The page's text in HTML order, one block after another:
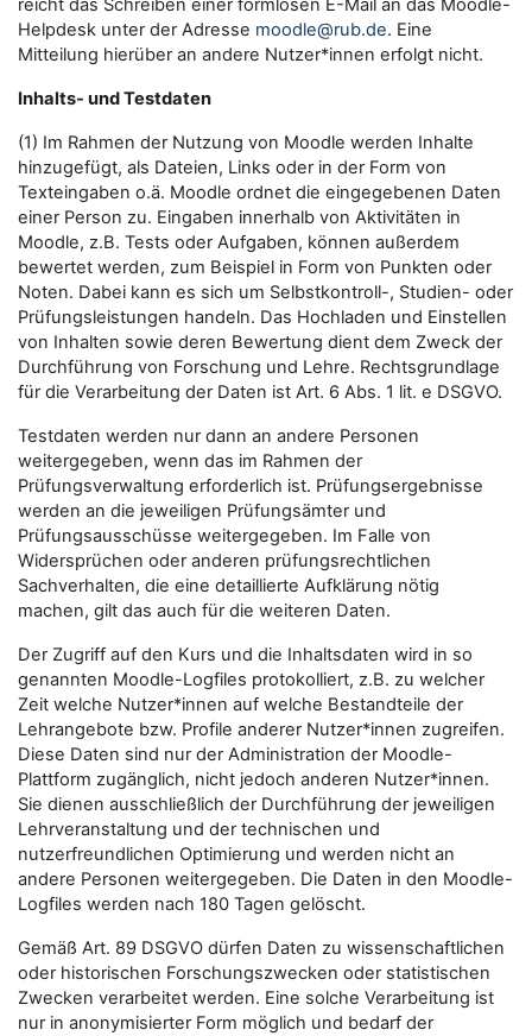
reicht das Schreiben einer formlosen E-Mail an das Moodle-
Helpdesk unter der Adresse moodle@rub.de. Eine
Mitteilung hierüber an andere Nutzer*innen erfolgt nicht.
Inhalts- und Testdaten
(1) Im Rahmen der Nutzung von Moodle werden Inhalte
hinzugefügt, als Dateien, Links oder in der Form von
Texteingaben o.ä. Moodle ordnet die eingegebenen Daten
einer Person zu. Eingaben innerhalb von Aktivitäten in
Moodle, z.B. Tests oder Aufgaben, können außerdem
bewertet werden, zum Beispiel in Form von Punkten oder
Noten. Dabei kann es sich um Selbstkontroll-, Studien- oder
Prüfungsleistungen handeln. Das Hochladen und Einstellen
von Inhalten sowie deren Bewertung dient dem Zweck der
Durchführung von Forschung und Lehre. Rechtsgrundlage
für die Verarbeitung der Daten ist Art. 6 Abs. 1 lit. e DSGVO.
Testdaten werden nur dann an andere Personen
weitergegeben, wenn das im Rahmen der
Prüfungsverwaltung erforderlich ist. Prüfungsergebnisse
werden an die jeweiligen Prüfungsämter und
Prüfungsausschüsse weitergegeben. Im Falle von
Widersprüchen oder anderen prüfungsrechtlichen
Sachverhalten, die eine detaillierte Aufklärung nötig
machen, gilt das auch für die weiteren Daten.
Der Zugriff auf den Kurs und die Inhaltsdaten wird in so
genannten Moodle-Logfiles protokolliert, z.B. zu welcher
Zeit welche Nutzer*innen auf welche Bestandteile der
Lehrangebote bzw. Profile anderer Nutzer*innen zugreifen.
Diese Daten sind nur der Administration der Moodle-
Plattform zugänglich, nicht jedoch anderen Nutzer*innen.
Sie dienen ausschließlich der Durchführung der jeweiligen
Lehrveranstaltung und der technischen und
nutzerfreundlichen Optimierung und werden nicht an
andere Personen weitergegeben. Die Daten in den Moodle-
Logfiles werden nach 180 Tagen gelöscht.
Gemäß Art. 89 DSGVO dürfen Daten zu wissenschaftlichen
oder historischen Forschungszwecken oder statistischen
Zwecken verarbeitet werden. Eine solche Verarbeitung ist
nur in anonymisierter Form möglich und bedarf der